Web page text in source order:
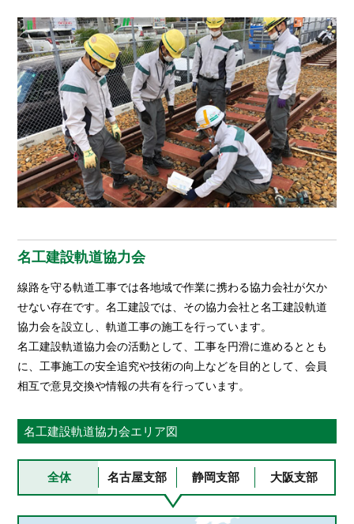
名工建設軌道協力会
線路を守る軌道工事では各地域で作業に携わる協力会社が欠か
せない存在です。名工建設では、その協力会社と名工建設軌道
協力会を設立し、軌道工事の施工を行っています。
名工建設軌道協力会の活動として、工事を円滑に進めるととも
に、工事施工の安全追究や技術の向上などを目的として、会員
相互で意見交換や情報の共有を行っています。
名工建設軌道協力会エリア図
全体 名古屋支部 静岡支部 大阪支部